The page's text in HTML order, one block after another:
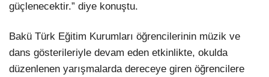
güçlenecektir.” diye konuştu.
Bakü Türk Eğitim Kurumları öğrencilerinin müzik ve
dans gösterileriyle devam eden etkinlikte, okulda
düzenlenen yarışmalarda dereceye giren öğrencilere